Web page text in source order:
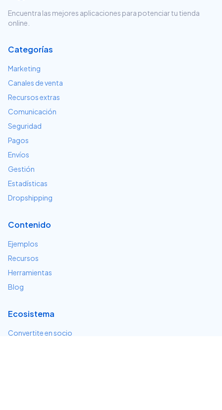
Encuentra las mejores aplicaciones para potenciar tu tienda
online.
Categorías
Marketing
Canales de venta
Recursos extras
Comunicación
Seguridad
Pagos
Envíos
Gestión
Estadísticas
Dropshipping
Contenido
Ejemplos
Recursos
Herramientas
Blog
Ecosistema
Convertite en socio